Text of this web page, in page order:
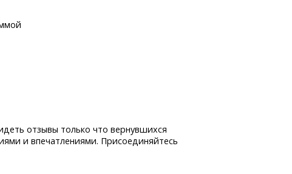
отзывы только что вернувшихся
и впечатлениями. Присоединяйтесь